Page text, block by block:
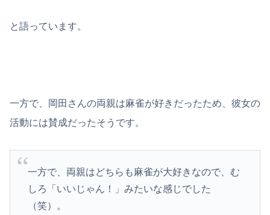
と語っています。
一方で、岡田さんの両親は麻雀が好きだったため、彼女の
活動には賛成だったそうです。
一方で、両親はどちらも麻雀が大好きなので、む
しろ「いいじゃん！」みたいな感じでした
（笑）。